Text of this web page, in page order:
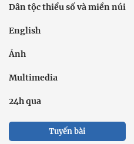
Dân tộc thiểu số và miền núi
English
Ảnh
Multimedia
24h qua
Tuyến bài